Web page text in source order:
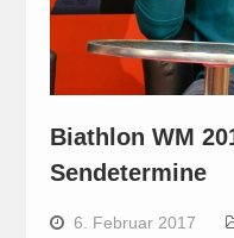
Biathlon WM
Sendetermine
6. Februar 2017